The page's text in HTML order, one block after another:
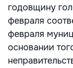
годовщину
февраля
февраля
основании